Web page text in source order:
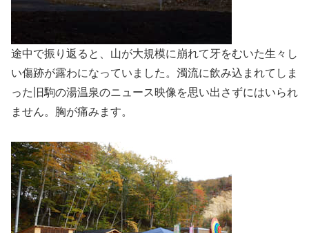
途中で振り返ると、山が大規模に崩れて牙をむいた生々し
い傷跡が露わになっていました。濁流に飲み込まれてしま
った旧駒の湯温泉のニュース映像を思い出さずにはいられ
ません。胸が痛みます。